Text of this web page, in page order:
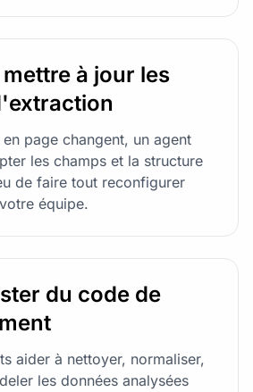
à jour les
page changent, un agent
les champs et la structure
de faire tout reconfigurer
équipe.
du code de
aider à nettoyer, normaliser,
les données analysées